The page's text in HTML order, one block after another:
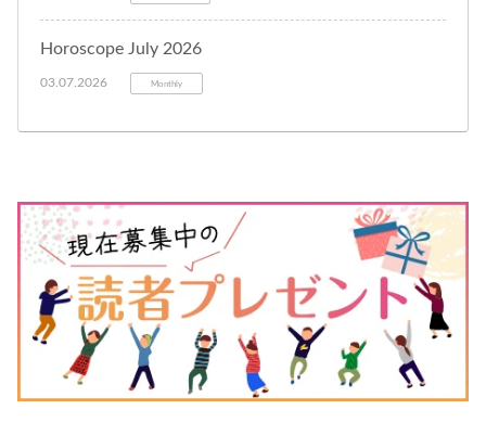
Horoscope July 2026
03.07.2026 Monthly